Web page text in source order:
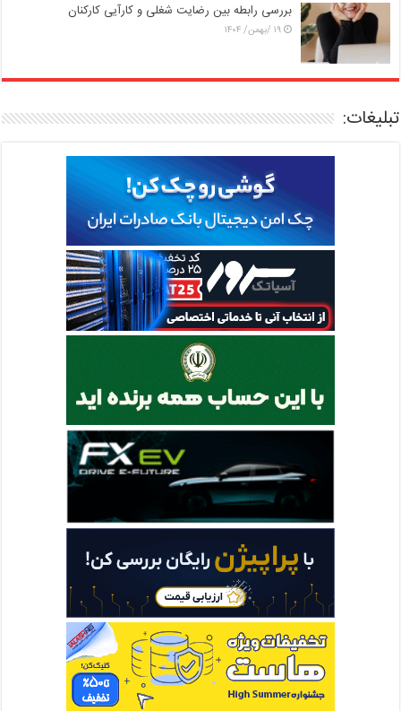
بررسی رابطه بین رضایت شغلی و کارآیی کارکنان
۱۹ /بهمن/ ۱۴۰۴
تبلیغات: